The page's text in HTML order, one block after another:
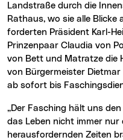
Landstraße durch die
Rathaus, wo sie alle Blicke
forderten Präsident Karl-
Prinzenpaar Claudia von
von Bett und Matratze die
von Bürgermeister
ab sofort bis
„Der Fasching hält uns den Spiegel vor – und zeigt uns, dass
das Leben nicht immer nur
herausfordernden Zeiten